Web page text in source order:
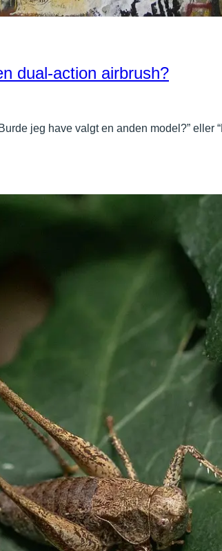
dual-action airbrush?
jeg have valgt en anden model?” eller